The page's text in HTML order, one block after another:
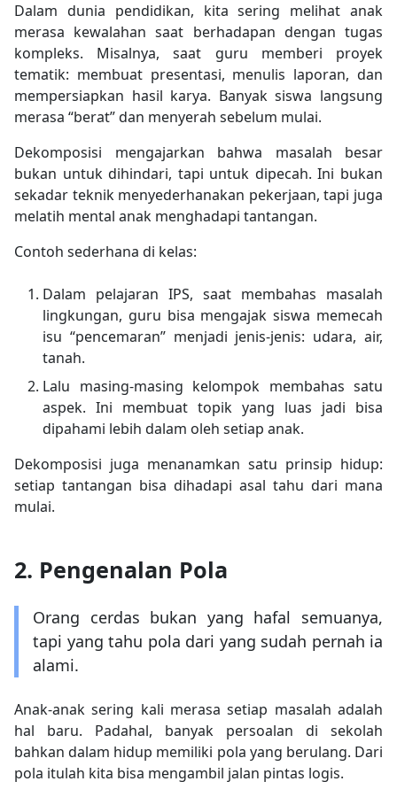
Dalam dunia pendidikan, kita sering melihat anak
merasa kewalahan saat berhadapan dengan tugas
kompleks. Misalnya, saat guru memberi proyek
tematik: membuat presentasi, menulis laporan, dan
mempersiapkan hasil karya. Banyak siswa langsung
merasa “berat” dan menyerah sebelum mulai.
Dekomposisi mengajarkan bahwa masalah besar
bukan untuk dihindari, tapi untuk dipecah. Ini bukan
sekadar teknik menyederhanakan pekerjaan, tapi juga
melatih mental anak menghadapi tantangan.
Contoh sederhana di kelas:
Dalam pelajaran IPS, saat membahas masalah
lingkungan, guru bisa mengajak siswa memecah
isu “pencemaran” menjadi jenis-jenis: udara, air,
tanah.
Lalu masing-masing kelompok membahas satu
aspek. Ini membuat topik yang luas jadi bisa
dipahami lebih dalam oleh setiap anak.
Dekomposisi juga menanamkan satu prinsip hidup:
setiap tantangan bisa dihadapi asal tahu dari mana
mulai.
2. Pengenalan Pola
Orang cerdas bukan yang hafal semuanya,
tapi yang tahu pola dari yang sudah pernah ia
alami.
Anak-anak sering kali merasa setiap masalah adalah
hal baru. Padahal, banyak persoalan di sekolah
bahkan dalam hidup memiliki pola yang berulang. Dari
pola itulah kita bisa mengambil jalan pintas logis.